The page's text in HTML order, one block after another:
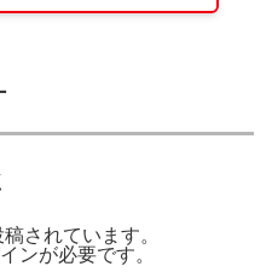
されています。
ンが必要です。